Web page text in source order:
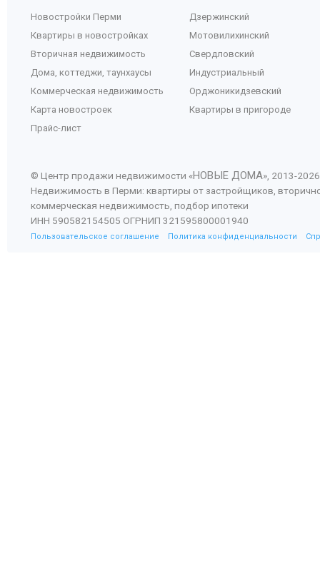
Новостройки Перми
Квартиры в новостройках
Вторичная недвижимость
Дома, коттеджи, таунхаусы
Коммерческая недвижимость
Карта новостроек
Прайс-лист
Дзержинский
Мотовилихинский
Свердловский
Индустриальный
Орджоникидзевский
Квартиры в пригороде
© Центр продажи недвижимости «НОВЫЕ ДОМА», 2013-2026
Недвижимость в Перми: квартиры от застройщиков,
коммерческая недвижимость, подбор ипотеки
ИНН 590582154505 ОГРНИП 321595800001940
Пользовательское соглашение Политика конфиденциальности